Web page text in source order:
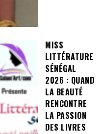
MISS
LITTÉRATURE
SÉNÉGAL
2026 : QUAND
LA BEAUTÉ
RENCONTRE
LA PASSION
DES LIVRES